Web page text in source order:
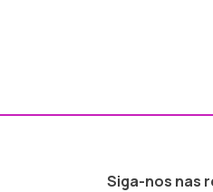
Siga-nos nas